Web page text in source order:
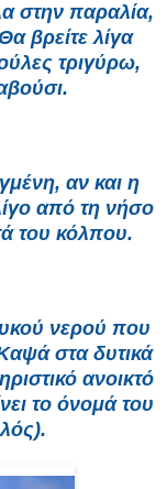
στην παραλία,
βρείτε λίγα
τριγύρω,
αν και η
από τη νήσο
του κόλπου.
νερού που
στα δυτικά
ανοικτό
το όνομά του